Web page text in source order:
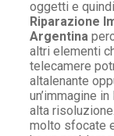
oggetti e
Riparazione
Argentina
altri elementi
telecamere
altalenante
un’immagine
alta
molto sfocate